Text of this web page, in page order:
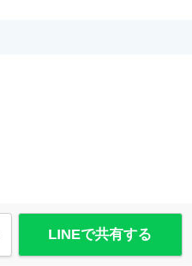
LINEで共有する